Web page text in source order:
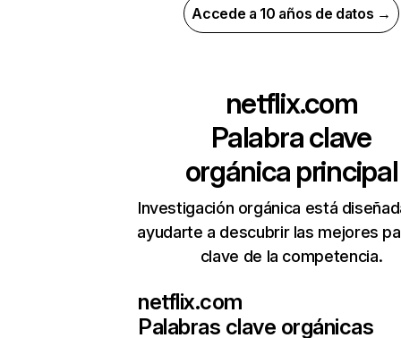
Accede a 10 años de datos →
netflix.com
Palabra clave
orgánica principal
Investigación orgánica está
ayudarte a descubrir las mejores
clave de la competencia.
netflix.com
Palabras clave orgánicas